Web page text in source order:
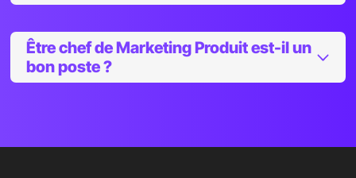
Être chef de Marketing Produit est-il un
bon poste ?